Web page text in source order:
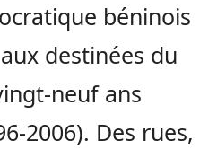
béninois
destinées du
neuf ans
2006). Des rues,